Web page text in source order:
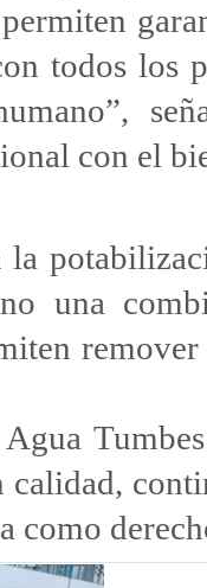
todos los
con el
la
una
Agua
calidad,
como